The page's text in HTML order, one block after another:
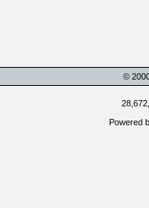
©
Powered